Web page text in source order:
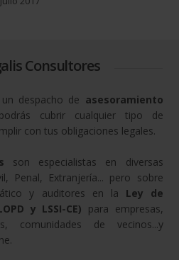
Consultores
despacho de asesoramiento
cubrir cualquier tipo de
con tus obligaciones legales.
son especialistas en diversas
Penal, Extranjería... pero sobre
y auditores en la Ley de
y LSSI-CE) para empresas,
comunidades de vecinos...y